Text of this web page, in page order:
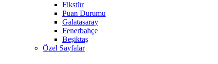
Fikstür
Puan Durumu
Galatasaray
Fenerbahçe
Beşiktaş
Özel Sayfalar